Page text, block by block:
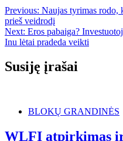
Previous: Naujas tyrimas rodo,
prieš veidrodį
Next: Eros pabaiga?
Inu lėtai pradeda veikti
Susiję įrašai
BLOKŲ GRANDINĖS
WLFI atpirkimas